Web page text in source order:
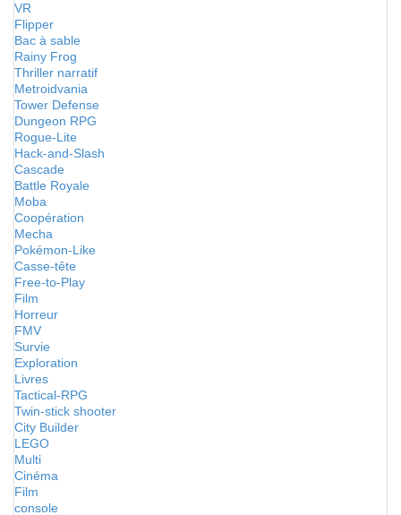
VR
Flipper
Bac à sable
Rainy Frog
Thriller narratif
Metroidvania
Tower Defense
Dungeon RPG
Rogue-Lite
Hack-and-Slash
Cascade
Battle Royale
Moba
Coopération
Mecha
Pokémon-Like
Casse-tête
Free-to-Play
Film
Horreur
FMV
Survie
Exploration
Livres
Tactical-RPG
Twin-stick shooter
City Builder
LEGO
Multi
Cinéma
Film
console